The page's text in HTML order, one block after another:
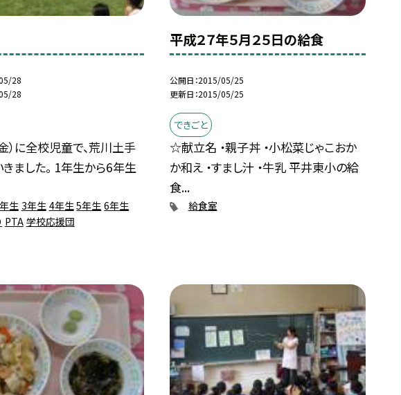
28
28
）に全校児童で、荒川土手
ました。 1年生から6年生
生 3年生 4年生5年生 6年生
PTA 学校応援団
平成２７年５月２５日の給食
公開日 2015/05/25
更新日 2015/05/25
できごと
☆献立名 ・親子丼 ・小松菜じゃこおか
か和え ・すまし汁 ・牛乳 平井東小の給
食...
給食室